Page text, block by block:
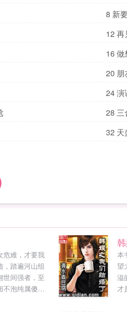
8 新
12 再
16 做
20 朋
24 演
28 三
32 天
危难，才要我
，踏遍河山组
世间强者，至
不泡纯属傻
本
望
溢
才